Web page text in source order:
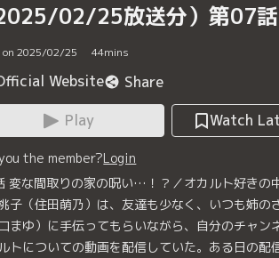
02/25放送分）第07話
2025/02/25 44mins
Website
Share
Play
Watch
the member?Login
変な間取りの家の呪い…！？／オカルト好きの
子（住田萌乃）は、友達も少なく、いつも姉の
まゆ）に手伝ってもらいながら、自分のチャン
トについての動画を配信していた。ある日の配